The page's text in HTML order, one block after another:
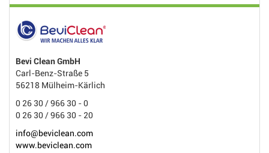
Bevi Clean GmbH
Carl-Benz-Straße 5
56218 Mülheim-Kärlich
0 26 30 / 966 30 - 0
0 26 30 / 966 30 - 20
info@beviclean.com
www.beviclean.com